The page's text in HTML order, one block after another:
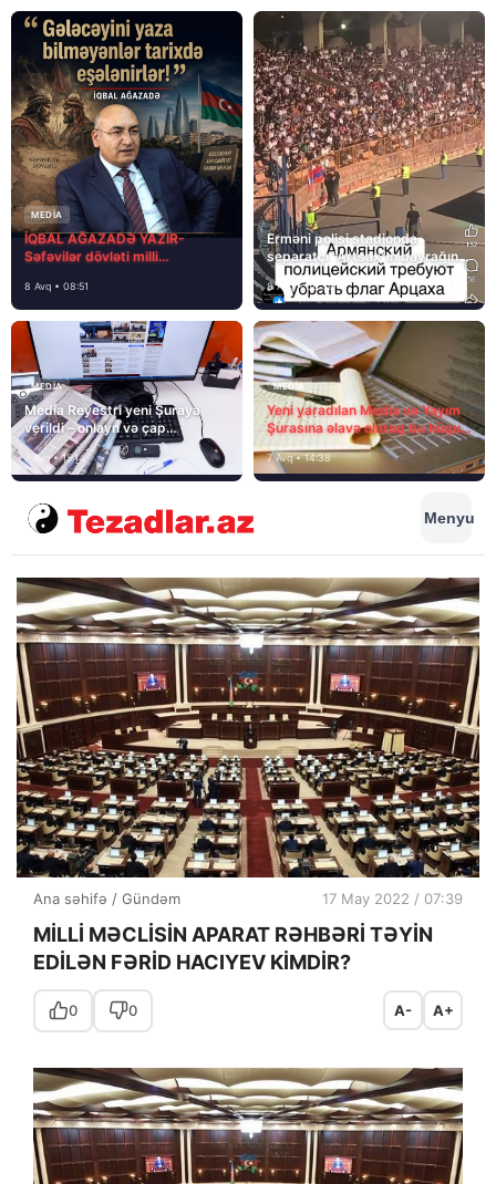
MEDİA
İQBAL AĞAZADƏ YAZIR-
Səfəvilər dövləti milli
8 Avq • 08:51
Erməni polisi stadionda
separatçı “Artsax”ın bayrağını
müsadirə etdi və…
8 Avq • 08:39
MEDİA
Media Reyestri yeni Şuraya
verildi – onlayn və çap
mediasını nə gözləyir?
7 Avq • 15:14
MEDİA
Yeni yaradılan Media və Yayım
Şurasına əlavə olaraq bu hüquq
və vəzifələr də verilib
7 Avq • 14:38
Menyu
Ana səhifə / Gündəm 17 May 2022 / 07:39
MİLLİ MƏCLİSİN APARAT RƏHBƏRİ TƏYİN
EDİLƏN FƏRİD HACIYEV KİMDİR?
0 0 A- A+